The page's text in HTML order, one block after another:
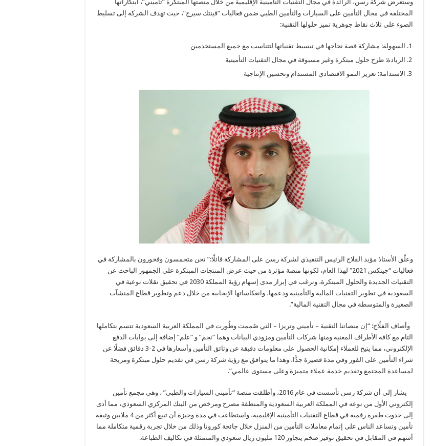
وستعرض شركة رسن، الرائدة في مجال التقنيات التأمينية الإقليمية من خلال منصتها المبتكرة “تأميني”، ابتكاراتها
المختلفة في مجال التأمين على السيارات والتأمين الطبي ضمن فعاليات “فينتك سيرج”، حيث تهدف الشركة إلى تسليط
الضوء على ثلاث نقاط جوهرية تميز حلولها التقنية:
السهولة: مشاركة قصة نجاحها في تبسيط تقنياتها لتتناسب مع جميع المستخدمين
الريادة: طرح حلول مبتكرة وغير مسبوقة في مجال التقنيات التأمينية
الاستدامة: تعزيز النمو الاقتصادي المستدام وتحسين الإنتاجية
وعلّق الأستاذ مؤيد الفلاج الرئيس التنفيذي لشركة رسن على المشاركة قائلًا:” نحن متحمسون وفخورون بالمشاركة في
فعاليات “جيتكس 2021″ لهذا العام، لكونها منصة مؤثرة من حيث عرض المنتجات المبتكرة على الجمهور الباحث عن
التقنيات الجديدة والحلول المبتكرة، ونرغب في إبراز مدى إسهام رؤية المملكة 2030 في تحقيق نقلات نوعية في
السعودية في تطوير التقنيات المالية والتأمينية ودعمها، وانعكاساتها الإيجابية من خلال دعم وتطوير قطاع المنشآت
الصغيرة والمتوسطة في مجال التقنية المالية”.
وأضاف الفلّاج: “إن منصاتنا التقنية – تأميني وتريزا – التي صُممت وطُورت في المملكة العربية السعودية تتسم بتكاملها
التام مع كافة الأطراف المعنية ومنها شركات التأمين ومزودي البيانات وهما “نجم” و “علم” إضافة إلى بوابات الدفع
الإلكتروني، مما يتيح للعملاء إمكانية الحصول على معلومات دقيقة عن وثائق التأمين وأسعارها في 2-3 دقائق فضلًا عن
شراء التأمين على الفور وفي مدة قصيرة جدًّا، وهذا ما يتوافق مع رؤية شركة رسن في تقديم حلول مبتكرة ومريحة
لمساعدة المجتمع وتقديم خدمة عملاء متميزة وعلى مستوى عالمي”.
يشار إلى أن شركة رسن تأسست في عام 2016، وأطلقت منصة “تأميني السيارات والطبي” ، وهي مجمع تأمين
إلكتروني الأول من نوعه في المملكة العربية السعودية والمنطقة مصرح ومرخص من البنك المركزي السعودي، مما أدى
إلى حدوث طفرة رقمية في قطاع التقنيات التأمينية الإقليمية، واستطاعت في مدة وجيزة أن تبيع أكثر من 4 ملايين وثيقة
تأمين وتساعد الناس على إتمام معاملات التأمين من المنزل خلال جائحة كورونا وذلك من خلال تجربة رقمية متكاملة مما
أسهم في المقابل في تحقيق توفير ضخم يتجاوز 120 مليون ريال سعودي والمتمثلة في تكاليف الطباعة.